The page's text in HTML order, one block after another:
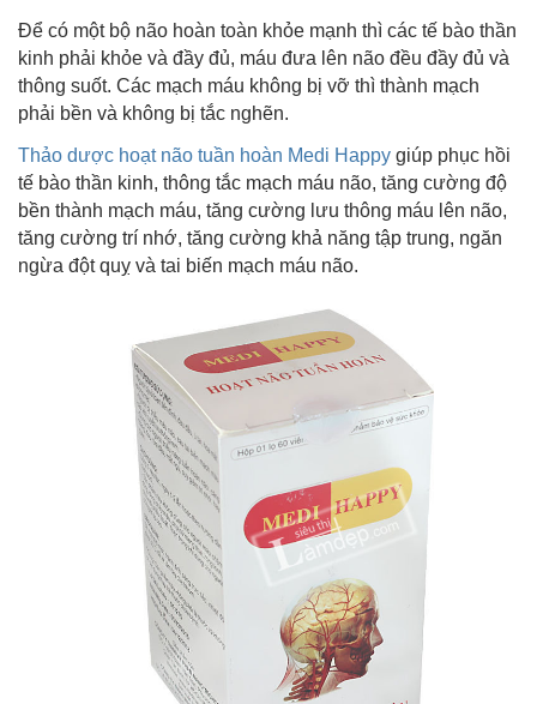
Để có một bộ não hoàn toàn khỏe mạnh thì các tế bào thần
kinh phải khỏe và đầy đủ, máu đưa lên não đều đầy đủ và
thông suốt. Các mạch máu không bị vỡ thì thành mạch
phải bền và không bị tắc nghẽn.
Thảo dược hoạt não tuần hoàn Medi Happy giúp phục hồi
tế bào thần kinh, thông tắc mạch máu não, tăng cường độ
bền thành mạch máu, tăng cường lưu thông máu lên não,
tăng cường trí nhớ, tăng cường khả năng tập trung, ngăn
ngừa đột quỵ và tai biến mạch máu não.